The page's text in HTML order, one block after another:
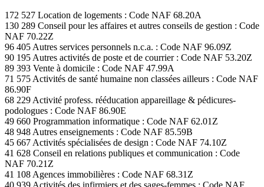
172 527 Location de logements : Code NAF 68.20A
130 289 Conseil pour les affaires et autres conseils de gestion : Code
NAF 70.22Z
96 405 Autres services personnels n.c.a. : Code NAF 96.09Z
90 195 Autres activités de poste et de courrier : Code NAF 53.20Z
89 393 Vente à domicile : Code NAF 47.99A
71 575 Activités de santé humaine non classées ailleurs : Code NAF
86.90F
68 229 Activité profess. rééducation appareillage & pédicures-
podologues : Code NAF 86.90E
49 660 Programmation informatique : Code NAF 62.01Z
48 948 Autres enseignements : Code NAF 85.59B
45 667 Activités spécialisées de design : Code NAF 74.10Z
41 628 Conseil en relations publiques et communication : Code
NAF 70.21Z
41 108 Agences immobilières : Code NAF 68.31Z